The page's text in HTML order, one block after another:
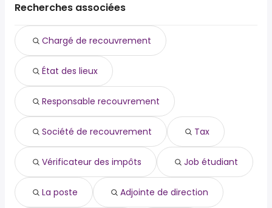
Recherches associées
Chargé de recouvrement
État des lieux
Responsable recouvrement
Société de recouvrement Tax
Vérificateur des impôts Job étudiant
La poste Adjointe de direction